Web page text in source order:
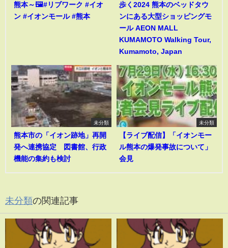
熊本～🖼️#リブワーク #イオ
ン #イオンモール #熊本
歩く2024 熊本のベッドタウ
ンにある大型ショッピングモ
ール AEON MALL
KUMAMOTO Walking Tour,
Kumamoto, Japan
未分類
熊本市の「イオン跡地」再開
発へ連携協定 図書館、行政
機能の集約も検討
未分類
【ライブ配信】「イオンモー
ル熊本の爆発事故について」
会見
未分類の関連記事